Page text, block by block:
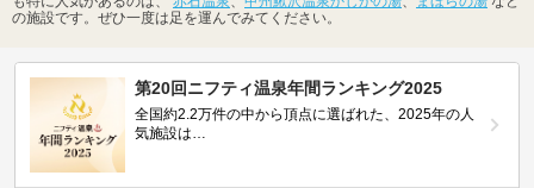
の施設です。ぜひ一度は足を運んでみてください。
第20回ニフティ温泉年間ランキング2025
全国約2.2万件の中から頂点に選ばれた、2025年の人
気施設は…